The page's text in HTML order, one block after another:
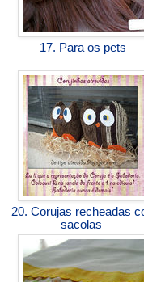
17. Para os pets
20. Corujas recheadas
sacolas